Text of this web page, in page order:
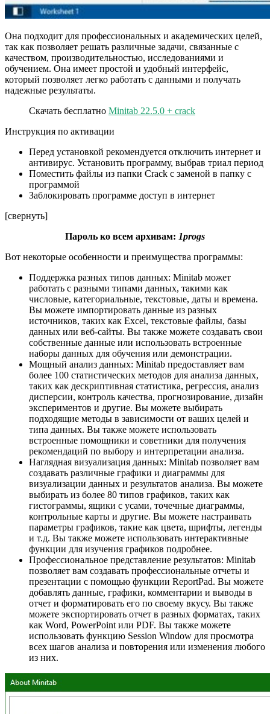
Она подходит для профессиональных и академических целей,
так как позволяет решать различные задачи, связанные с
качеством, производительностью, исследованиями и
обучением. Она имеет простой и удобный интерфейс,
который позволяет легко работать с данными и получать
надежные результаты.
Скачать бесплатно Minitab 22.5.0 + crack
Инструкция по активации
Перед установкой рекомендуется отключить интернет и
антивирус. Установить программу, выбрав триал период
Поместить файлы из папки Crack с заменой в папку с
программой
Заблокировать программе доступ в интернет
[свернуть]
Пароль ко всем архивам: 1progs
Вот некоторые особенности и преимущества программы:
Поддержка разных типов данных: Minitab может
работать с разными типами данных, такими как
числовые, категориальные, текстовые, даты и времена.
Вы можете импортировать данные из разных
источников, таких как Excel, текстовые файлы, базы
данных или веб-сайты. Вы также можете создавать свои
собственные данные или использовать встроенные
наборы данных для обучения или демонстрации.
Мощный анализ данных: Minitab предоставляет вам
более 100 статистических методов для анализа данных,
таких как дескриптивная статистика, регрессия, анализ
дисперсии, контроль качества, прогнозирование, дизайн
экспериментов и другие. Вы можете выбирать
подходящие методы в зависимости от ваших целей и
типа данных. Вы также можете использовать
встроенные помощники и советники для получения
рекомендаций по выбору и интерпретации анализа.
Наглядная визуализация данных: Minitab позволяет вам
создавать различные графики и диаграммы для
визуализации данных и результатов анализа. Вы можете
выбирать из более 80 типов графиков, таких как
гистограммы, ящики с усами, точечные диаграммы,
контрольные карты и другие. Вы можете настраивать
параметры графиков, такие как цвета, шрифты, легенды
и т.д. Вы также можете использовать интерактивные
функции для изучения графиков подробнее.
Профессиональное представление результатов: Minitab
позволяет вам создавать профессиональные отчеты и
презентации с помощью функции ReportPad. Вы можете
добавлять данные, графики, комментарии и выводы в
отчет и форматировать его по своему вкусу. Вы также
можете экспортировать отчет в разных форматах, таких
как Word, PowerPoint или PDF. Вы также можете
использовать функцию Session Window для просмотра
всех шагов анализа и повторения или изменения любого
из них.